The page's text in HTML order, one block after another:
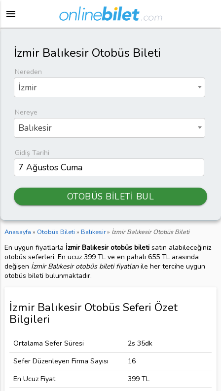
menu
İzmir Balıkesir Otobüs Bileti
Nereden
İzmir
Nereye
Balıkesir
Gidiş Tarihi
OTOBÜS BİLETİ BUL
Anasayfa » Otobüs Bileti » Balıkesir» İzmir Balıkesir Otobüs Bileti
En uygun fiyatlarla İzmir Balıkesir otobüs biletisatın alabileceğiniz
otobüs seferleri. En ucuz 399 TL ve en pahalı 655 TL arasında
değişen İzmir Balıkesir otobüs bileti fiyatlarıile her tercihe uygun
otobüs bileti bulunmaktadır.
İzmir Balıkesir Otobüs Seferi Özet
Bilgileri
Ortalama Sefer Süresi
2s 35dk
Sefer Düzenleyen Firma Sayısı
16
En Ucuz Fiyat
399 TL